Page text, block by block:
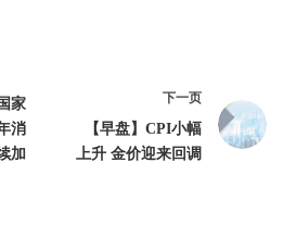
家
消
加
下一页
【早盘】CPI小幅
上升 金价迎来回调